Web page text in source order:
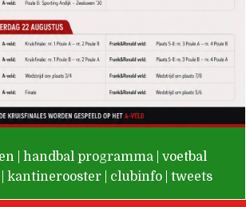
handbal programma
voetbal
kantinerooster clubinfo tweets